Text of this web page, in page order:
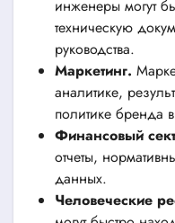
инженеры могут
техническую
руководства.
Маркетинг.
аналитике,
политике бренда
Финансовый
отчеты,
данных.
Человеческие